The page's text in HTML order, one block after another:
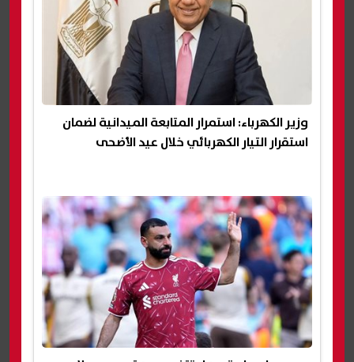
وزير الكهرباء: استمرار المتابعة الميدانية لضمان
استقرار التيار الكهربائي خلال عيد الأضحى